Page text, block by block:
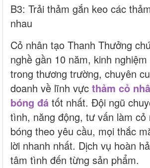
B3: Trải thảm gắn keo các
nhau
Cỏ nhân tạo Thanh Thưởng
nghề gần 10 năm, kinh
trong thương trường, chuyên
doanh về lĩnh vực thảm cỏ
bóng đá tốt nhất. Đội ngũ
tình, năng động, tư vấn làm cỏ
bóng theo yêu cầu, mọi thắc
lời nhanh nhất. Dịch vụ hoàn
tâm tình đến từng sản phẩm.